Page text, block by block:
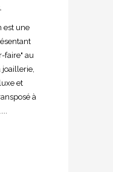
est une
faire" au
et
à